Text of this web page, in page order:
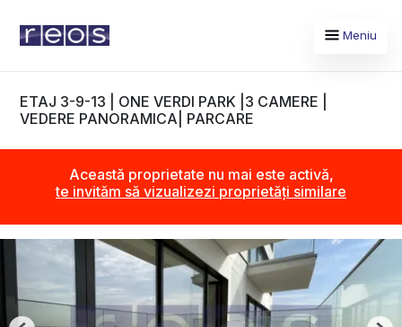
Meniu
ETAJ 3-9-13 | ONE VERDI PARK |3 CAMERE |
VEDERE PANORAMICA| PARCARE
Această proprietate nu mai este activă,
te invităm să vizualizezi proprietăți similare